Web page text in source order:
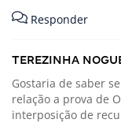
Responder
TEREZINHA
Gostaria de saber
relação a prova de
interposição de